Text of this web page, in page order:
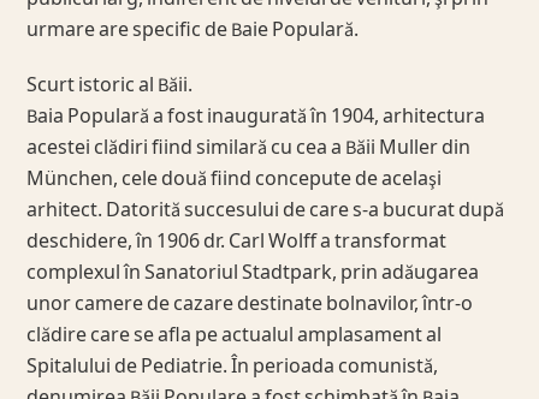
urmare are specific de Baie Populară.
Scurt istoric al Băii.
Baia Populară a fost inaugurată în 1904, arhitectura
acestei clădiri fiind similară cu cea a Băii Muller din
München, cele două fiind concepute de acelaşi
arhitect. Datorită succesului de care s-a bucurat după
deschidere, în 1906 dr. Carl Wolff a transformat
complexul în Sanatoriul Stadtpark, prin adăugarea
unor camere de cazare destinate bolnavilor, într-o
clădire care se afla pe actualul amplasament al
Spitalului de Pediatrie. În perioada comunistă,